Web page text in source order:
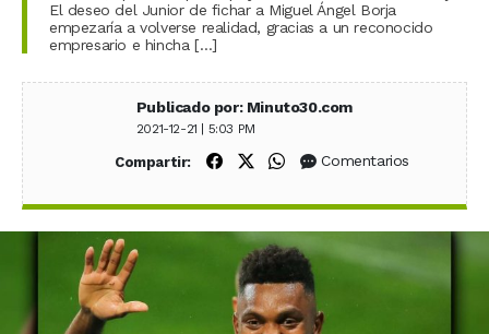
El deseo del Junior de fichar a Miguel Ángel Borja
empezaría a volverse realidad, gracias a un reconocido
empresario e hincha […]
Publicado por: Minuto30.com
2021-12-21 | 5:03 PM
Compartir: Compartir en Facebook
Compartir en X (Twitter)
Compartir en WhatsApp
Comentarios